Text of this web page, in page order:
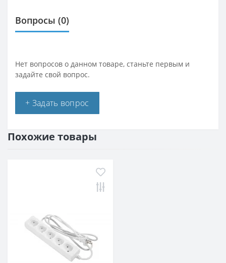
Вопросы (0)
Нет вопросов о данном товаре, станьте первым и
задайте свой вопрос.
+ Задать вопрос
Похожие товары